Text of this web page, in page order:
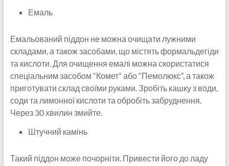
Емаль
Емальований піддон не можна очищати лужними
складами, а також засобами, що містять формальдегіди
та кислоти. Для очищення емалі можна скористатися
спеціальним засобом “Комет” або “Пемолюкс”, а також
приготувати склад своїми руками. Зробіть кашку з води,
соди та лимонної кислоти та обробіть забруднення.
Через 30 хвилин змийте.
Штучний камінь
Такий піддон може почорніти. Привести його до ладу